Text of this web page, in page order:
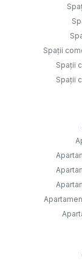
Spații
Spații
Spații